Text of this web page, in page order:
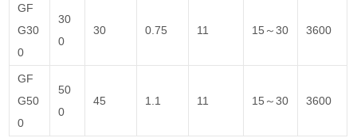
GF
G30
0
30
0
30 0.75 11 15～30 3600
GF
G50
0
50
0
45 1.1 11 15～30 3600